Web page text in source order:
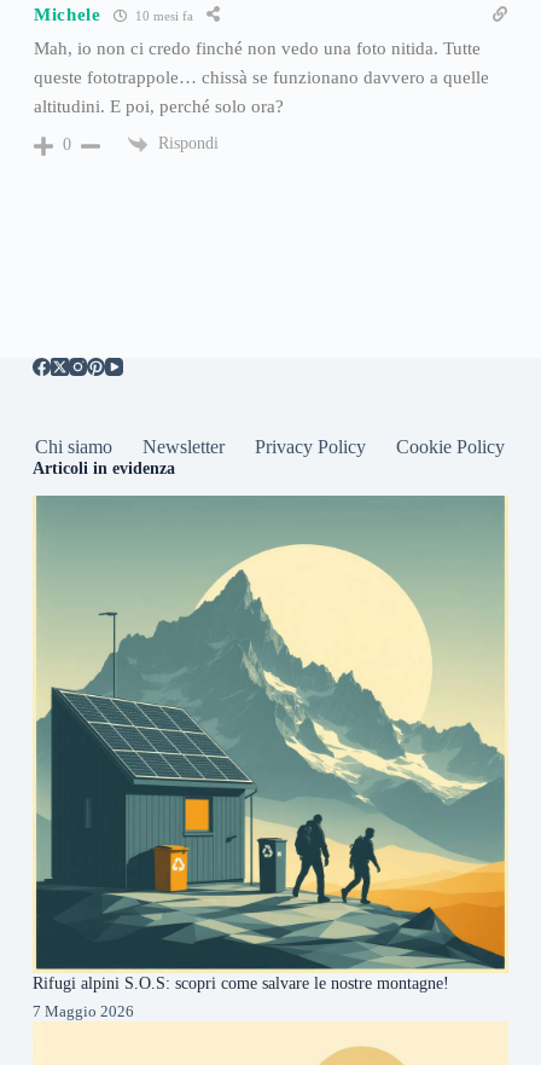
Michele 10 mesi fa
Mah, io non ci credo finché non vedo una foto nitida. Tutte
queste fototrappole… chissà se funzionano davvero a quelle
altitudini. E poi, perché solo ora?
0 Rispondi
Chi siamo Newsletter Privacy Policy Cookie Policy
Articoli in evidenza
Rifugi alpini S.O.S: scopri come salvare le nostre montagne!
7 Maggio 2026